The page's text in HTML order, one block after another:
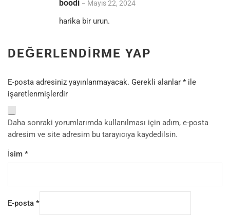
boodi – Mayıs 22, 2024
harika bir urun.
DEĞERLENDIRME YAP
E-posta adresiniz yayınlanmayacak. Gerekli alanlar * ile
işaretlenmişlerdir
Daha sonraki yorumlarımda kullanılması için adım, e-posta
adresim ve site adresim bu tarayıcıya kaydedilsin.
İsim *
E-posta *